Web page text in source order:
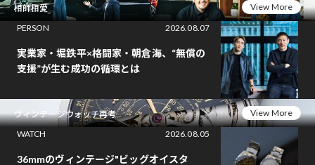
相師相愛
View More
PERSON
2026.08.07
実業家・堀鉄平×格闘家・朝倉海、“無償の
支援”が生む成功の循環とは
ヴィンテージウォッチ再考
View More
WATCH
2026.08.05
36mmのヴィンテージ"ビッグオイスタ